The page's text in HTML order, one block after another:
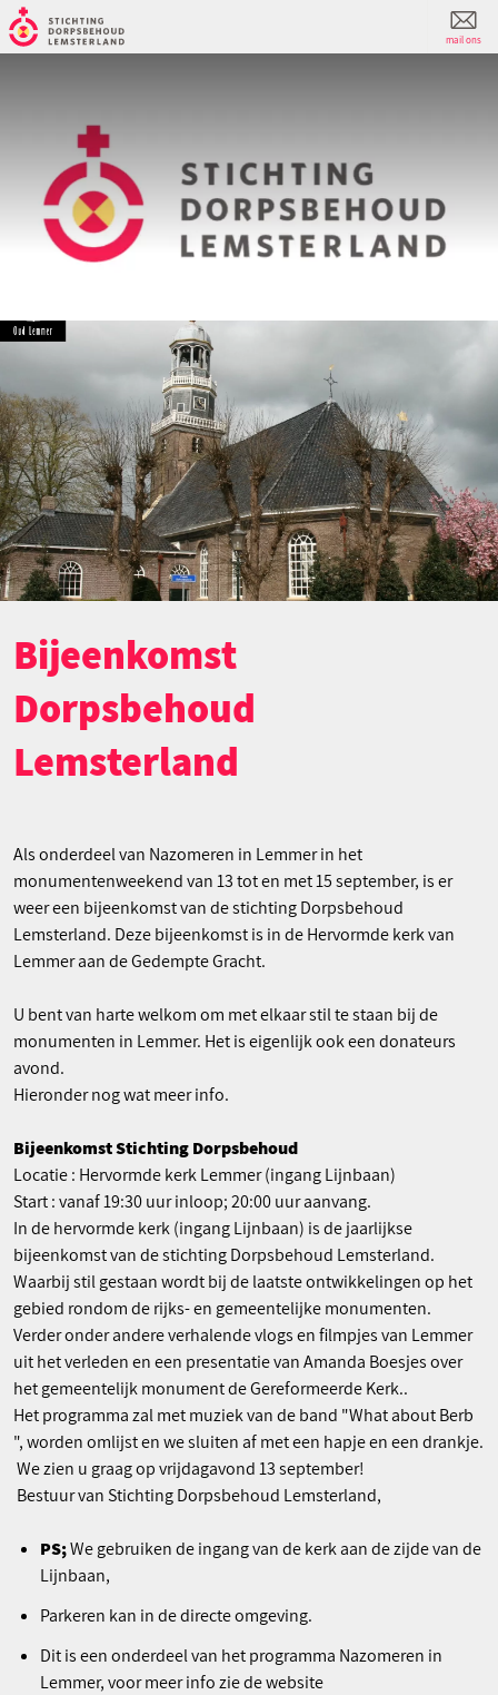
mail ons
Bijeenkomst
Dorpsbehoud
Lemsterland
Als onderdeel van Nazomeren in Lemmer in het
monumentenweekend van 13 tot en met 15 september, is er
weer een bijeenkomst van de stichting Dorpsbehoud
Lemsterland. Deze bijeenkomst is in de Hervormde kerk van
Lemmer aan de Gedempte Gracht.
U bent van harte welkom om met elkaar stil te staan bij de
monumenten in Lemmer. Het is eigenlijk ook een donateurs
avond.
Hieronder nog wat meer info.
Bijeenkomst Stichting Dorpsbehoud
Locatie : Hervormde kerk Lemmer (ingang Lijnbaan)
Start : vanaf 19:30 uur inloop; 20:00 uur aanvang.
In de hervormde kerk (ingang Lijnbaan) is de jaarlijkse
bijeenkomst van de stichting Dorpsbehoud Lemsterland.
Waarbij stil gestaan wordt bij de laatste ontwikkelingen op het
gebied rondom de rijks- en gemeentelijke monumenten.
Verder onder andere verhalende vlogs en filmpjes van Lemmer
uit het verleden en een presentatie van Amanda Boesjes over
het gemeentelijk monument de Gereformeerde Kerk..
Het programma zal met muziek van de band "What about Berb
", worden omlijst en we sluiten af met een hapje en een drankje.
We zien u graag op vrijdagavond 13 september!
Bestuur van Stichting Dorpsbehoud Lemsterland,
PS;We gebruiken de ingang van de kerk aan de zijde van de
Lijnbaan,
Parkeren kan in de directe omgeving.
Dit is een onderdeel van het programma Nazomeren in
Lemmer, voor meer info zie de website